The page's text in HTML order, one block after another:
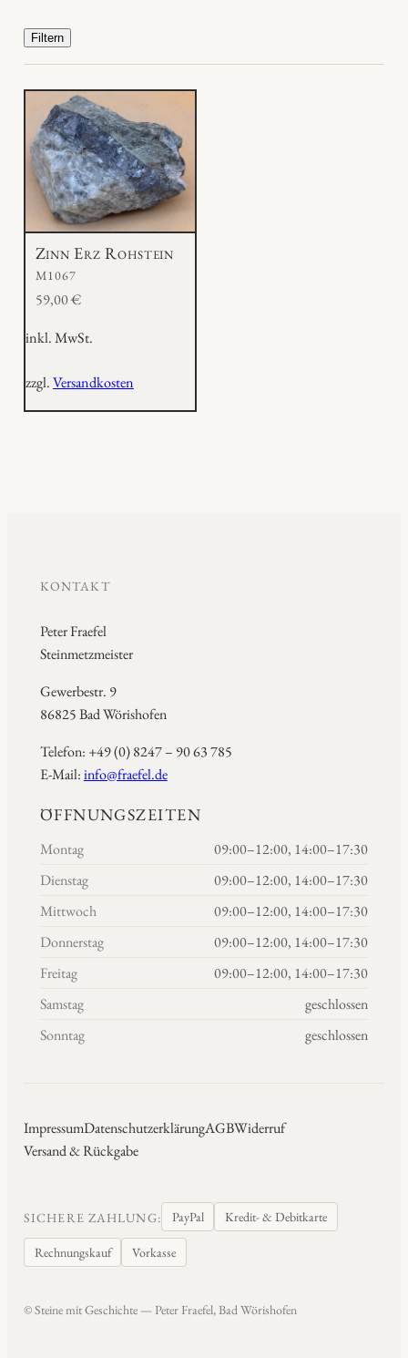
Filtern
Zinn Erz Rohstein
M1067
59,00€
inkl. MwSt.
zzgl.Versandkosten
KONTAKT
Peter Fraefel
Steinmetzmeister
Gewerbestr. 9
86825 Bad Wörishofen
Telefon: +49 (0) 8247 – 90 63 785
E-Mail:info@fraefel.de
ÖFFNUNGSZEITEN
Montag
09:00–12:00, 14:00–17:30
Dienstag
09:00–12:00, 14:00–17:30
Mittwoch
09:00–12:00, 14:00–17:30
Donnerstag
09:00–12:00, 14:00–17:30
Freitag
09:00–12:00, 14:00–17:30
Samstag
geschlossen
Sonntag
geschlossen
ImpressumDatenschutzerklärungAGBWiderruf
Versand & Rückgabe
SICHERE ZAHLUNG: PayPal Kredit- & Debitkarte
Rechnungskauf Vorkasse
© Steine mit Geschichte — Peter Fraefel, Bad Wörishofen